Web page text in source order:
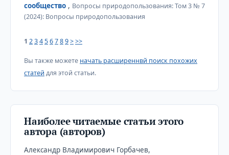
сообщество , Вопросы природопользования: Том 3 № 7
(2024): Вопросы природопользования
1 23456789>>>
Вы также можете начать расширеннвй поиск похожих
статей для этой статьи.
Наиболее читаемые статьи этого
автора (авторов)
Александр Владимирович Горбачев,